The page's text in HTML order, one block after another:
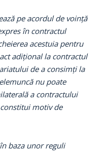
pe acordul de voință
în contractul
acestuia pentru
adițional la contractul
de a consimți la
nu poate
a contractului
motiv de
baza unor reguli